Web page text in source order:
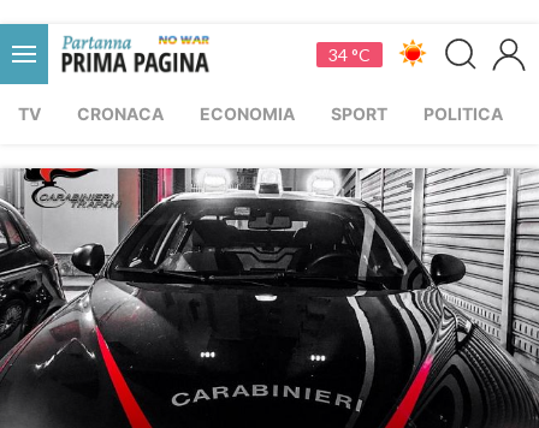
34 °C
TV CRONACA ECONOMIA SPORT POLITICA